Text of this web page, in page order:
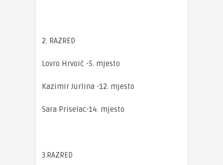
2. RAZRED
Lovro Hrvoić -5. mjesto
Kazimir Jurlina -12. mjesto
Sara Priselac-14. mjesto
3.RAZRED